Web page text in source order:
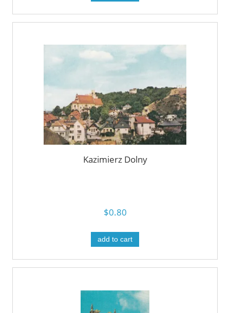
Kazimierz Dolny
$0.80
add to cart